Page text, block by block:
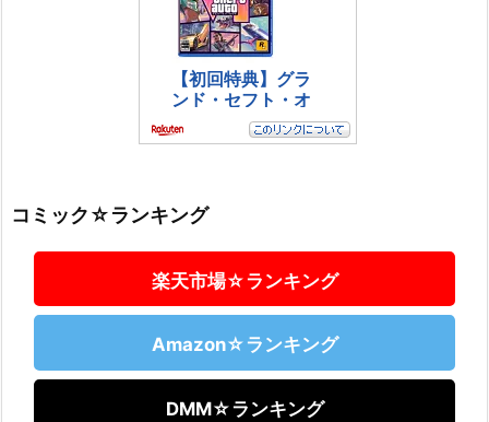
コミック☆ランキング
楽天市場☆ランキング
Amazon☆ランキング
DMM☆ランキング